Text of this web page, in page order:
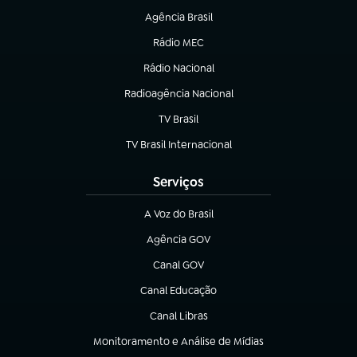
Agência Brasil
(abre em nova aba)
Rádio MEC
Rádio Nacional
(abre em nova aba)
Radioagência Nacional
(abre em nova aba)
TV Brasil
(abre em nova aba)
TV Brasil Internacional
(abre em nova aba)
Serviços
A Voz do Brasil
(abre em nova aba)
Agência GOV
(abre em nova aba)
Canal GOV
(abre em nova aba)
Canal Educação
(abre em nova aba)
Canal Libras
(abre em nova aba)
Monitoramento e Análise de Mídias
(abre em nova aba)